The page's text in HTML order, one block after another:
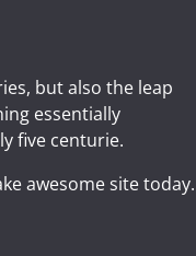
but also the leap
essentially
five centurie.
awesome site today.